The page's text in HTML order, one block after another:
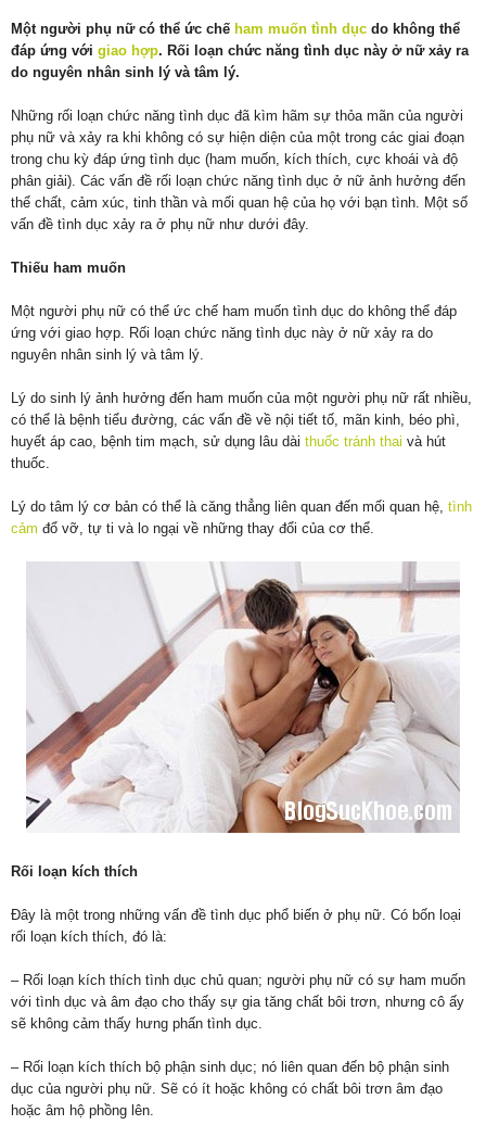
Một người phụ nữ có thể ức chế ham muốn tình dục do không thể
đáp ứng với giao hợp. Rối loạn chức năng tình dục này ở nữ xảy ra
do nguyên nhân sinh lý và tâm lý.
Những rối loạn chức năng tình dục đã kìm hãm sự thỏa mãn của người
phụ nữ và xảy ra khi không có sự hiện diện của một trong các giai đoạn
trong chu kỳ đáp ứng tình dục (ham muốn, kích thích, cực khoái và độ
phân giải). Các vấn đề rối loạn chức năng tình dục ở nữ ảnh hưởng đến
thể chất, cảm xúc, tinh thần và mối quan hệ của họ với bạn tình. Một số
vấn đề tình dục xảy ra ở phụ nữ như dưới đây.
Thiếu ham muốn
Một người phụ nữ có thể ức chế ham muốn tình dục do không thể đáp
ứng với giao hợp. Rối loạn chức năng tình dục này ở nữ xảy ra do
nguyên nhân sinh lý và tâm lý.
Lý do sinh lý ảnh hưởng đến ham muốn của một người phụ nữ rất nhiều,
có thể là bệnh tiểu đường, các vấn đề về nội tiết tố, mãn kinh, béo phì,
huyết áp cao, bệnh tim mạch, sử dụng lâu dài thuốc tránh thai và hút
thuốc.
Lý do tâm lý cơ bản có thể là căng thẳng liên quan đến mối quan hệ, tình
cảm đổ vỡ, tự ti và lo ngại về những thay đổi của cơ thể.
Rối loạn kích thích
Đây là một trong những vấn đề tình dục phổ biến ở phụ nữ. Có bốn loại
rối loạn kích thích, đó là:
– Rối loạn kích thích tình dục chủ quan; người phụ nữ có sự ham muốn
với tình dục và âm đạo cho thấy sự gia tăng chất bôi trơn, nhưng cô ấy
sẽ không cảm thấy hưng phấn tình dục.
– Rối loạn kích thích bộ phận sinh dục; nó liên quan đến bộ phận sinh
dục của người phụ nữ. Sẽ có ít hoặc không có chất bôi trơn âm đạo
hoặc âm hộ phồng lên.